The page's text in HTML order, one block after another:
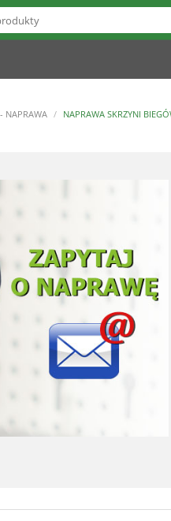
NAPRAWA / NAPRAWA SKRZYNI